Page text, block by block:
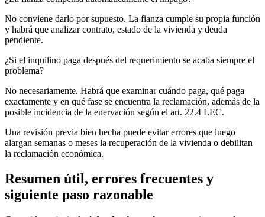
No conviene darlo por supuesto. La fianza cumple su propia función
y habrá que analizar contrato, estado de la vivienda y deuda
pendiente.
¿Si el inquilino paga después del requerimiento se acaba siempre el
problema?
No necesariamente. Habrá que examinar cuándo paga, qué paga
exactamente y en qué fase se encuentra la reclamación, además de la
posible incidencia de la enervación según el art. 22.4 LEC.
Una revisión previa bien hecha puede evitar errores que luego
alargan semanas o meses la recuperación de la vivienda o debilitan
la reclamación económica.
Resumen útil, errores frecuentes y
siguiente paso razonable